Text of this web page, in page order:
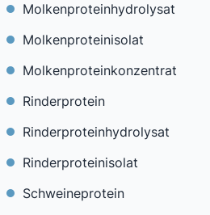
Molkenproteinhydrolysat
Molkenproteinisolat
Molkenproteinkonzentrat
Rinderprotein
Rinderproteinhydrolysat
Rinderproteinisolat
Schweineprotein